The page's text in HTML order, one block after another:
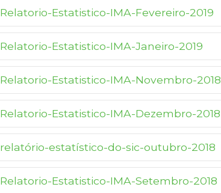
Relatorio-Estatistico-IMA-Fevereiro-2019
Relatorio-Estatistico-IMA-Janeiro-2019
Relatorio-Estatistico-IMA-Novembro-2018
Relatorio-Estatistico-IMA-Dezembro-2018
relatório-estatístico-do-sic-outubro-2018
Relatorio-Estatistico-IMA-Setembro-2018